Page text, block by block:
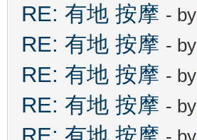
RE: 有地 按摩 - by
RE: 有地 按摩 - by
RE: 有地 按摩 - by
RE: 有地 按摩 - by
RE: 有地 按摩